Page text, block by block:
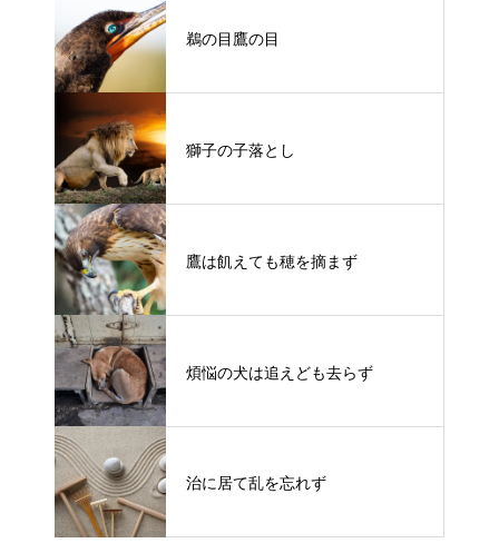
鵜の目鷹の目
獅子の子落とし
鷹は飢えても穂を摘まず
煩悩の犬は追えども去らず
治に居て乱を忘れず